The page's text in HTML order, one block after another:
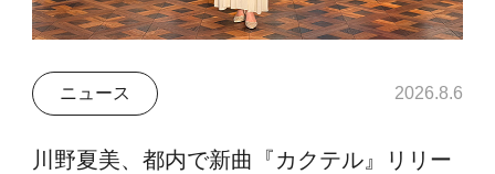
ニュース 2026.8.6
川野夏美、都内で新曲『カクテル』リリー